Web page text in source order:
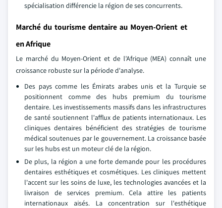
spécialisation différencie la région de ses concurrents.
Marché du tourisme dentaire au Moyen-Orient et
en Afrique
Le marché du Moyen-Orient et de l'Afrique (MEA) connaît une
croissance robuste sur la période d'analyse.
Des pays comme les Émirats arabes unis et la Turquie se
positionnent comme des hubs premium du tourisme
dentaire. Les investissements massifs dans les infrastructures
de santé soutiennent l'afflux de patients internationaux. Les
cliniques dentaires bénéficient des stratégies de tourisme
médical soutenues par le gouvernement. La croissance basée
sur les hubs est un moteur clé de la région.
De plus, la région a une forte demande pour les procédures
dentaires esthétiques et cosmétiques. Les cliniques mettent
l'accent sur les soins de luxe, les technologies avancées et la
livraison de services premium. Cela attire les patients
internationaux aisés. La concentration sur l'esthétique